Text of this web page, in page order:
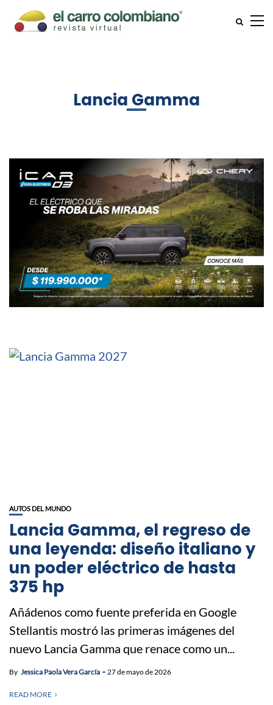
Lancia Gamma
AUTOS DEL MUNDO
Lancia Gamma, el regreso de
una leyenda: diseño italiano y
un poder eléctrico de hasta
375 hp
Añádenos como fuente preferida en Google
Stellantis mostró las primeras imágenes del
nuevo Lancia Gamma que renace como un...
By Jessica Paola Vera García 27 de mayo de 2026
READ MORE